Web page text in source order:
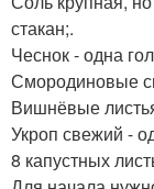
стакан;.
Чеснок - одна
Смородиновые
Вишнёвые
Укроп свежий -
8 капустных